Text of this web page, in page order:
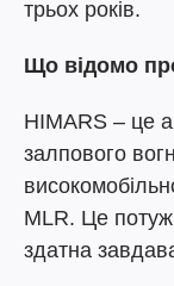
трьох років.
Що відомо
HIMARS – це
залпового
MLR. Це
здатна